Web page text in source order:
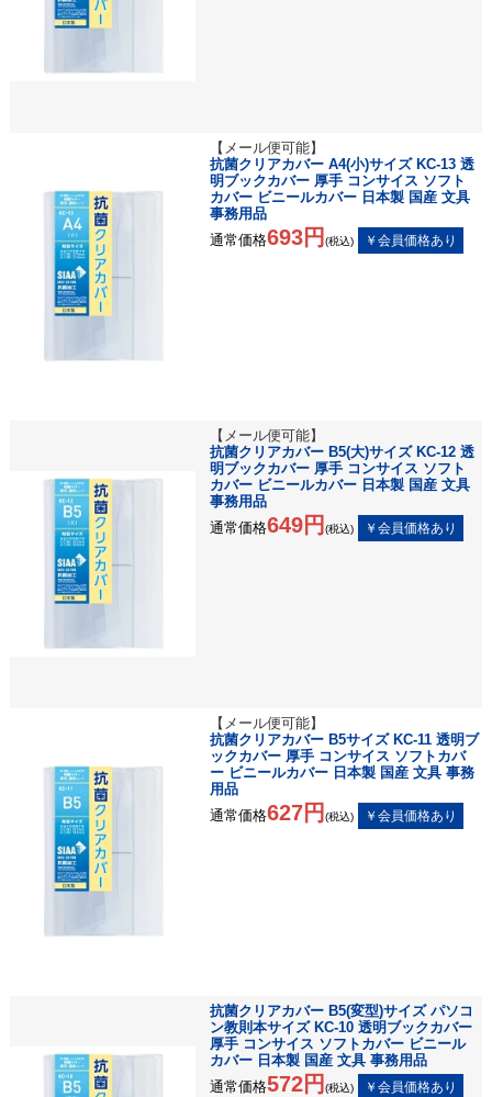
【メール便可能】
抗菌クリアカバー A4(小)サイズ KC-13 透
明ブックカバー 厚手 コンサイス ソフト
カバー ビニールカバー 日本製 国産 文具
事務用品
通常価格693円 (税込)
【メール便可能】
抗菌クリアカバー B5(大)サイズ KC-12 透
明ブックカバー 厚手 コンサイス ソフト
カバー ビニールカバー 日本製 国産 文具
事務用品
通常価格649円 (税込)
【メール便可能】
抗菌クリアカバー B5サイズ KC-11 透明ブ
ックカバー 厚手 コンサイス ソフトカバ
ー ビニールカバー 日本製 国産 文具 事務
用品
通常価格627円 (税込)
抗菌クリアカバー B5(変型)サイズ パソコ
ン教則本サイズ KC-10 透明ブックカバー
厚手 コンサイス ソフトカバー ビニール
カバー 日本製 国産 文具 事務用品
通常価格572円 (税込)